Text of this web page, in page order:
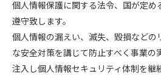
個人情報保護に関する法令、国が定め
遵守致します。
個人情報の漏えい、滅失、毀損など
な安全対策を講じて防止すべく事業の
注入し個人情報セキュリティ体制を継